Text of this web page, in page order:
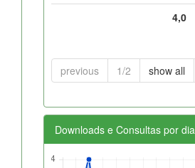
4,0
previous 1/2 show all
Downloads e Consultas por dia